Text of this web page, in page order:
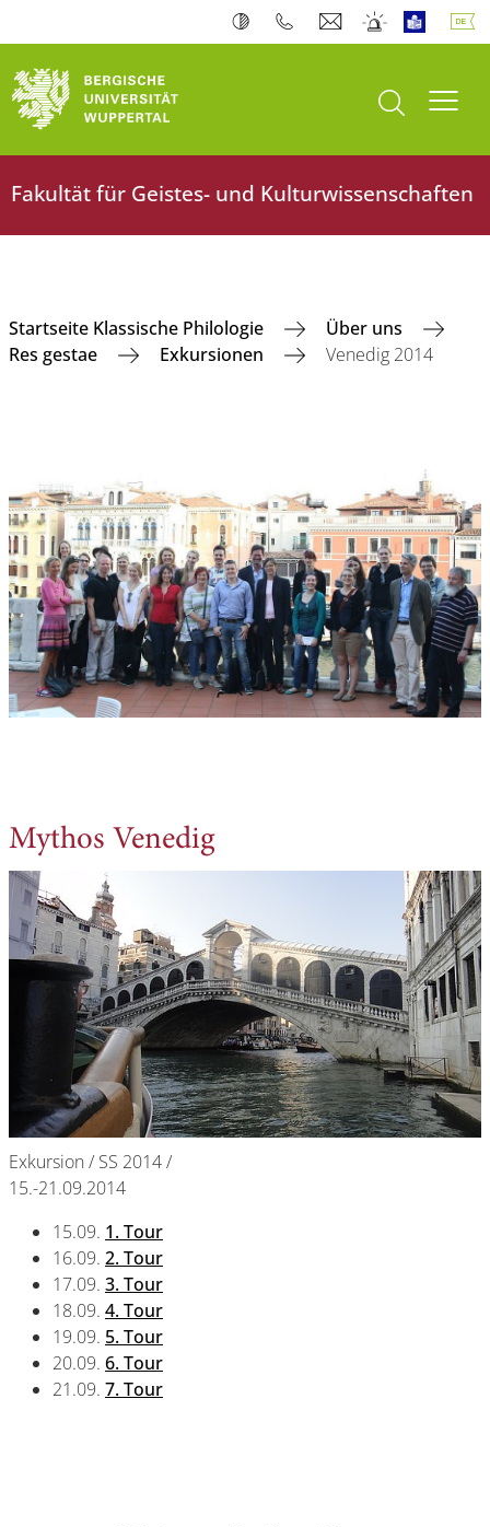
Suche öffnen
Fakultät für Geistes- und Kulturwissenschaften
Startseite Klassische Philologie
Über uns
Res gestae
Exkursionen Venedig 2014
Mythos Venedig
Exkursion / SS 2014 /
15.-21.09.2014
15.09. 1. Tour
16.09. 2. Tour
17.09. 3. Tour
18.09. 4. Tour
19.09. 5. Tour
20.09. 6. Tour
21.09. 7. Tour